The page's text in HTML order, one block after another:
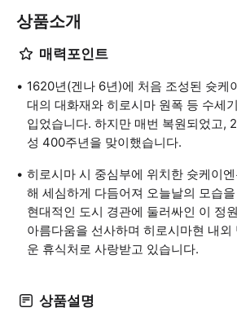
상품소개
매력포인트
1620년(겐나 6년)에 처음 조성된 슛케
대의 대화재와 히로시마 원폭 등 수세
입었습니다. 하지만 매번 복원되었고,
성 400주년을 맞이했습니다.
히로시마 시 중심부에 위치한 슛케이
해 세심하게 다듬어져 오늘날의 모습
현대적인 도시 경관에 둘러싸인 이 정
아름다움을 선사하며 히로시마현 내
운 휴식처로 사랑받고 있습니다.
상품설명